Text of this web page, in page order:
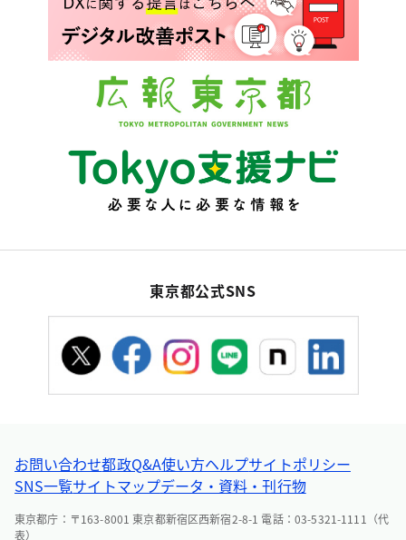
東京都公式SNS
お問い合わせ都政Q&A使い方ヘルプサイトポリシー
SNS一覧サイトマップデータ・資料・刊行物
東京都庁：〒163-8001 東京都新宿区西新宿2-8-1 電話：03-5321-1111（代
表）